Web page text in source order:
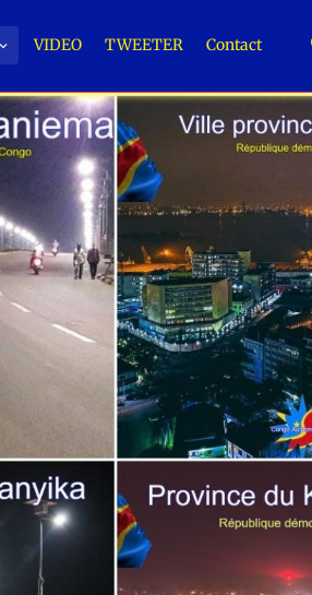
VIDEO TWEETER Contact